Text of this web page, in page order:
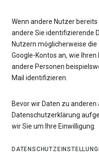
Wenn andere Nutzer
andere Sie identifizierende
Nutzern möglicherweise
Google-Kontos an, wie
andere Personen
Mail identifizieren.
Bevor wir Daten zu anderen
Datenschutzerklärung
wir Sie um Ihre Einwilligung.